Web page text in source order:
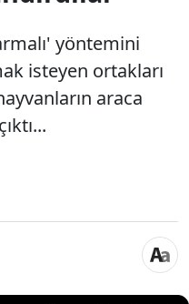
yöntemini
isteyen ortakları
araca